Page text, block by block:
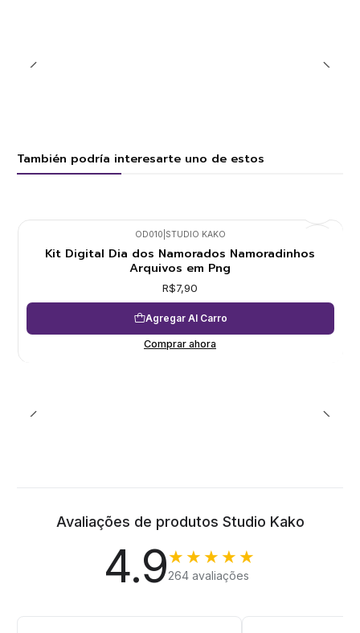
También podría interesarte uno de estos
OD010 STUDIO KAKO
Kit Digital Dia dos Namorados Namoradinhos
Arquivos em Png
R$7,90
Agregar Al Carro
Comprar ahora
Avaliações de produtos Studio Kako
4.9★★★★★
264 avaliações